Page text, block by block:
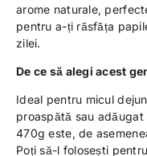
arome naturale,
pentru a-ți răsfăța
zilei.
De ce să alegi acest
Ideal pentru micul
proaspătă sau adăugat
470g este, de
Poți să-l folosești